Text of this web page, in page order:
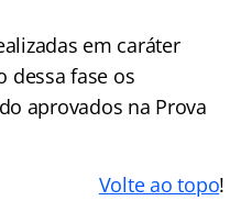
em caráter
dessa fase os
aprovados na Prova
Volte ao topo!